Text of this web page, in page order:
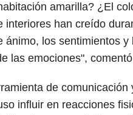
amarilla? ¿El
interiores han creído
ánimo, los sentimientos
las emociones",
de
influir en reacciones